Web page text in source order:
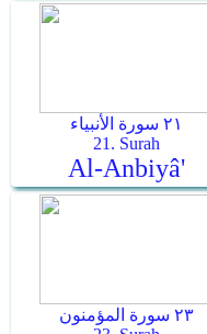
٢١ سورة الأنبياء
21. Surah
Al-Anbiyâ'
٢٣ سورة المؤمنون